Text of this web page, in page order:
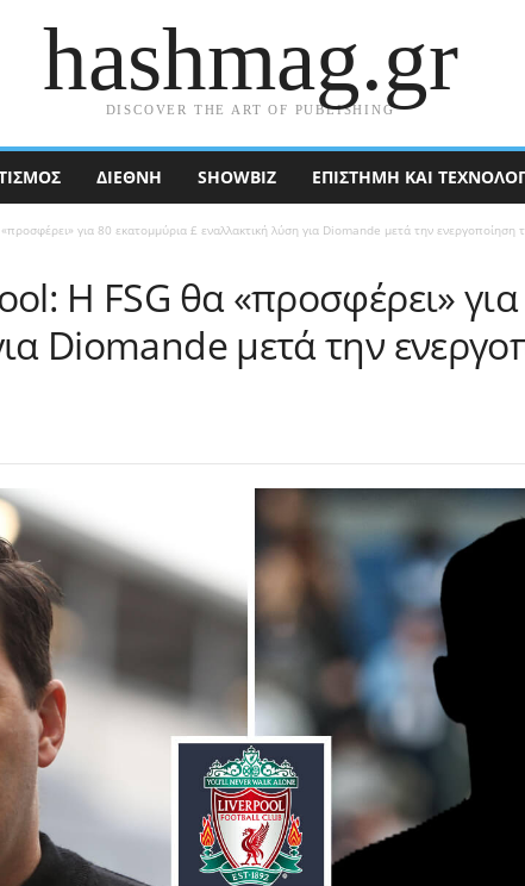
hashmag.gr
DISCOVER THE ART OF PUBLISHING
ΔΙΕΘΝΉ SHOWBIZ ΕΠΙΣΤΉΜΗ ΚΑΙ
για 80 εκατομμύρια £ εναλλακτική λύση για Diomande μετά την ενεργοποίηση
Η FSG θα «προσφέρει»
Diomande μετά την